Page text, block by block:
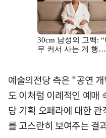
예술의전당 측은 "공연
도 이처럼 이례적인 예매
당 기획 오페라에 대한
를 고스란히 보여주는 결